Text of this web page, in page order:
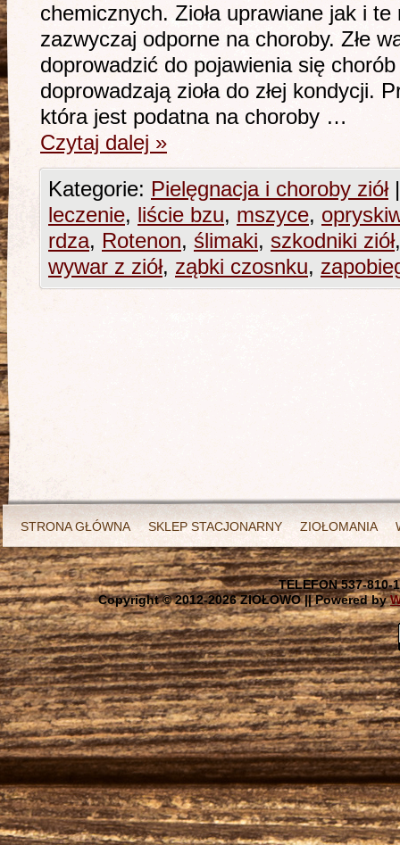
chemicznych. Zioła uprawiane jak i
zazwyczaj odporne na choroby. Złe
doprowadzić do pojawienia się
doprowadzają zioła do złej kondycji.
która jest podatna na choroby …
Czytaj dalej »
Kategorie: Pielęgnacja i choroby ziół |
leczenie, liście bzu, mszyce,
rdza, Rotenon, ślimaki, szkodniki ziół
wywar z ziół, ząbki czosnku,
STRONA GŁÓWNA SKLEP STACJONARNY ZIOŁOMANIA
TELEFON 537-810-
Copyright © 2012-2026 ZIOŁOWO || Powered by